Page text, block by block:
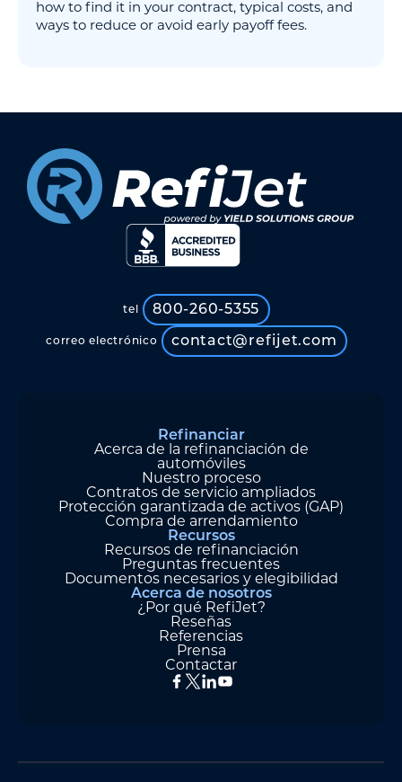
how to find it in your contract, typical costs, and
ways to reduce or avoid early payoff fees.
tel 800-260-5355
correo electrónico contact@refijet.com
Refinanciar
Acerca de la refinanciación de
automóviles
Nuestro proceso
Contratos de servicio ampliados
Protección garantizada de activos (GAP)
Compra de arrendamiento
Recursos
Recursos de refinanciación
Preguntas frecuentes
Documentos necesarios y elegibilidad
Acerca de nosotros
¿Por qué RefiJet?
Reseñas
Referencias
Prensa
Contactar